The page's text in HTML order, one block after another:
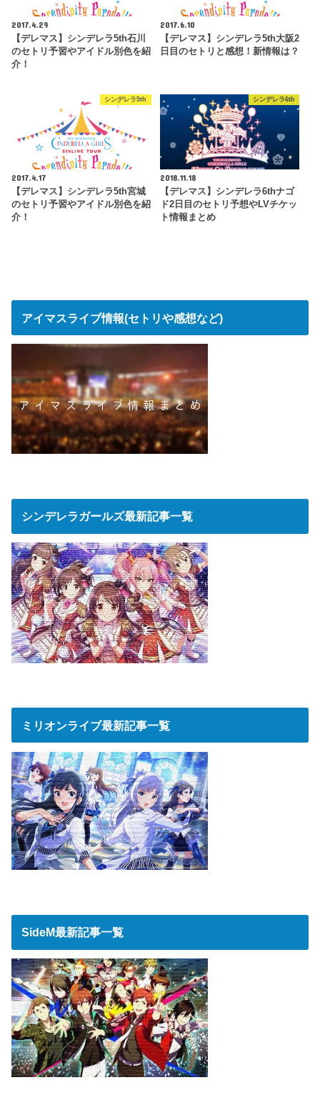
2017.4.29
【デレマス】シンデレラ5th石川
のセトリ予習やアイドル別色を紹
介！
2017.6.10
【デレマス】シンデレラ5th大阪2
日目のセトリと感想！新情報は？
シンデレラ5th
2017.4.17
【デレマス】シンデレラ5th宮城
のセトリ予習やアイドル別色を紹
介！
シンデレラ6th
2018.11.18
【デレマス】シンデレラ6thナゴ
ド2日目のセトリ予想やLVチケッ
ト情報まとめ
アイマスライブ情報(セトリや感想など)
シンデレラガールズ最新記事一覧
ミリオンライブ最新記事一覧
SideM最新記事一覧